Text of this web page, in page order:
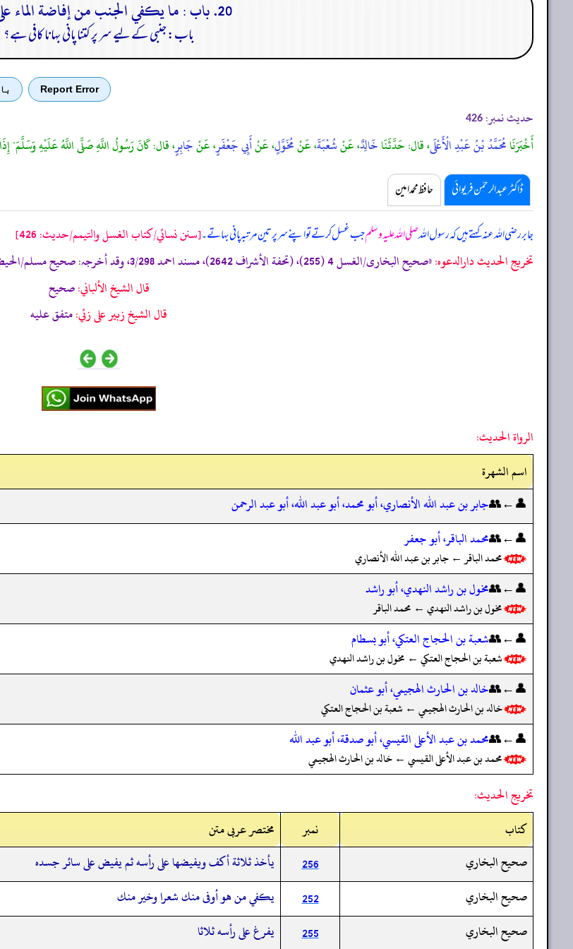
20. باب : ما يكفي الجنب من إفاضة الماء على رأسه
باب: جنبی کے لیے سر پر کتنا پانی بہانا کافی ہے؟
Report Error
حدیث نمبر: 426
أَخْبَرَنَامُحَمَّدُ بْنُ عَبْدِ الْأَعْلَى، قال: حَدَّثَنَاخَالِدٌ، عَنْشُعْبَةَ، عَنْمُخَوَّلٍ، عَنْأَبِي جَعْفَرٍ، عَنْجَابِرٍ، قال: كَانَ رَسُولُ اللَّهِ صَلَّى اللَّهُ عَلَيْهِ وَسَلَّمَ"
ڈاکٹر عبدالرحمٰن فریوائی حافظ محمد امین
جابر رضی اللہ عنہ کہتے ہیں کہرسول اللہصلی اللہ علیہ وسلمجب غسل کرتے تو اپنے سر پر تین مرتبہ پانی بہاتے۔[سنن نسائي/كتاب الغسل والتيمم/حدیث: 426]
تخریج الحدیث دارالدعوہ:«صحیح البخاری/الغسل 4 (255)، (تحفة الأشراف 2642)، مسند احمد 3/298، وقد أخرجہ: صحیح مسلم/الحیض 11 (329)، نحوہ (صحیح)»
قال الشيخ الألباني:صحيح
قال الشيخ زبير على زئي:متفق عليه
الرواة الحديث:
اسم الشهرة
👤←👥جابر بن عبد الله الأنصاري، أبو محمد، أبو عبد الله، أبو عبد الرحمن
👤←👥محمد الباقر، أبو جعفر
محمد الباقر ← جابر بن عبد الله الأنصاري
👤←👥مخول بن راشد النهدي، أبو راشد
مخول بن راشد النهدي ← محمد الباقر
👤←👥شعبة بن الحجاج العتكي، أبو بسطام
شعبة بن الحجاج العتكي ← مخول بن راشد النهدي
👤←👥خالد بن الحارث الهجيمي، أبو عثمان
خالد بن الحارث الهجيمي ← شعبة بن الحجاج العتكي
👤←👥محمد بن عبد الأعلى القيسي، أبو صدقة، أبو عبد الله
محمد بن عبد الأعلى القيسي ← خالد بن الحارث الهجيمي
تخريج الحديث:
کتاب
نمبر
مختصر عربی متن
صحيح البخاري
256
يأخذ ثلاثة أكف ويفيضها على رأسه ثم يفيض على سائر جسده
صحيح البخاري
252
يكفي من هو أوفى منك شعرا وخير منك
صحيح البخاري
255
يفرغ على رأسه ثلاثا